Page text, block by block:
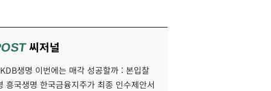
씨저널
생명 이번에는 매각 성공할까 : 본입찰
흥국생명 한국금융지주가 최종 인수제안서